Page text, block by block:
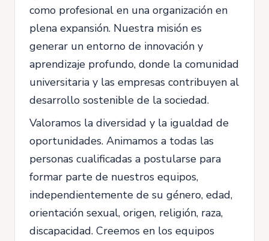
como profesional en una organización en
plena expansión. Nuestra misión es
generar un entorno de innovación y
aprendizaje profundo, donde la comunidad
universitaria y las empresas contribuyen al
desarrollo sostenible de la sociedad.
Valoramos la diversidad y la igualdad de
oportunidades. Animamos a todas las
personas cualificadas a postularse para
formar parte de nuestros equipos,
independientemente de su género, edad,
orientación sexual, origen, religión, raza,
discapacidad. Creemos en los equipos